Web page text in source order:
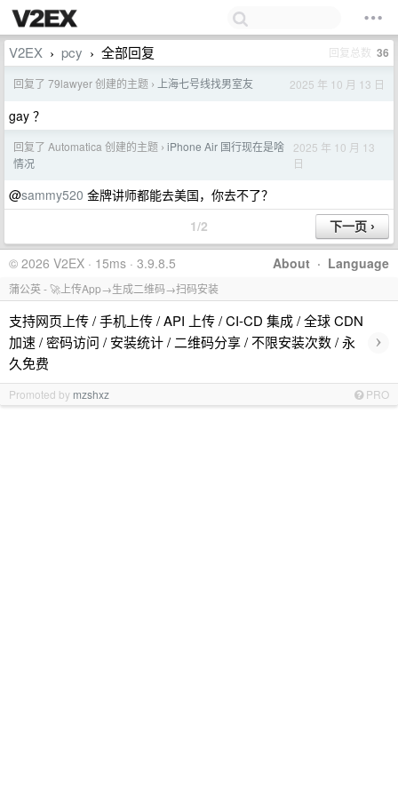
V2EX › pcy › 全部回复 回复总数 36
回复了 79lawyer 创建的主题 › 上海七号线找男室友 2025 年 10 月 13 日
gay ？
回复了 Automatica 创建的主题 › iPhone Air 国行现在是啥
情况
2025 年 10 月 13
日
@sammy520 金牌讲师都能去美国，你去不了？
1/2
About · Language
© 2026 V2EX · 15ms · 3.9.8.5
蒲公英 - 🚀上传App→生成二维码→扫码安装
支持网页上传 / 手机上传 / API 上传 / CI-CD 集成 / 全球 CDN
加速 / 密码访问 / 安装统计 / 二维码分享 / 不限安装次数 / 永
久免费
›
Promoted by mzshxz PRO